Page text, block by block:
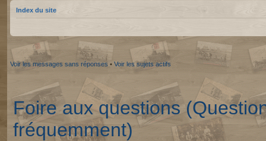
Index du site
Voir les messages sans réponses • Voir les sujets actifs
Foire aux questions
fréquemment)